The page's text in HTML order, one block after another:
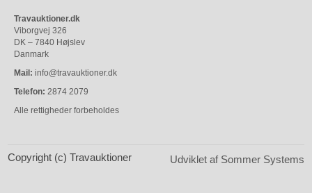
Travauktioner.dk
Viborgvej 326
DK – 7840 Højslev
Danmark
Mail: info@travauktioner.dk
Telefon: 2874 2079
Alle rettigheder forbeholdes
Copyright (c) Travauktioner Udviklet af Sommer Systems